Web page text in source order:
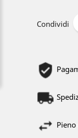
Condividi